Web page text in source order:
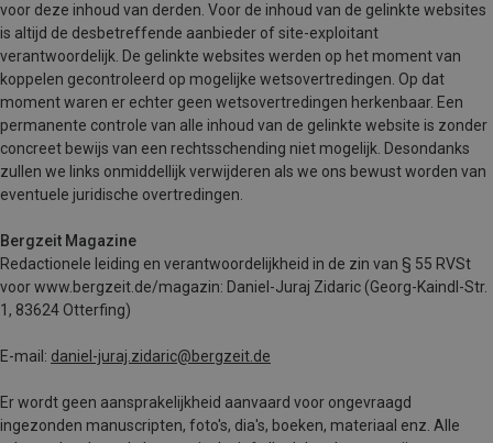
voor deze inhoud van derden. Voor de inhoud van de gelinkte websites
is altijd de desbetreffende aanbieder of site-exploitant
verantwoordelijk. De gelinkte websites werden op het moment van
koppelen gecontroleerd op mogelijke wetsovertredingen. Op dat
moment waren er echter geen wetsovertredingen herkenbaar. Een
permanente controle van alle inhoud van de gelinkte website is zonder
concreet bewijs van een rechtsschending niet mogelijk. Desondanks
zullen we links onmiddellijk verwijderen als we ons bewust worden van
eventuele juridische overtredingen.
Bergzeit Magazine
Redactionele leiding en verantwoordelijkheid in de zin van § 55 RVSt
voor www.bergzeit.de/magazin: Daniel-Juraj Zidaric (Georg-Kaindl-Str.
1, 83624 Otterfing)
E-mail: daniel-juraj.zidaric@bergzeit.de
Er wordt geen aansprakelijkheid aanvaard voor ongevraagd
ingezonden manuscripten, foto's, dia's, boeken, materiaal enz. Alle